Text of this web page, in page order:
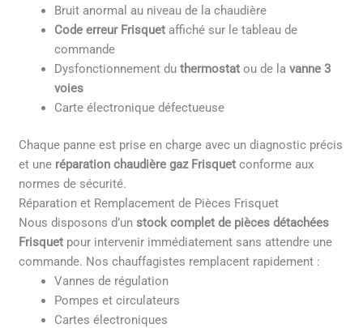
Bruit anormal au niveau de la chaudière
Code erreur Frisquet affiché sur le tableau de
commande
Dysfonctionnement duthermostat ou de lavanne 3
voies
Carte électronique défectueuse
Chaque panne est prise en charge avec un diagnostic précis
et une réparation chaudière gaz Frisquet conforme aux
normes de sécurité.
Réparation et Remplacement de Pièces Frisquet
Nous disposons d’unstock complet de pièces détachées
Frisquet pour intervenir immédiatement sans attendre une
commande. Nos chauffagistes remplacent rapidement :
Vannes de régulation
Pompes et circulateurs
Cartes électroniques